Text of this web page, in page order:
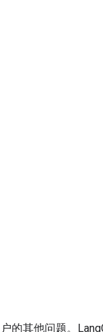
的其他问题。